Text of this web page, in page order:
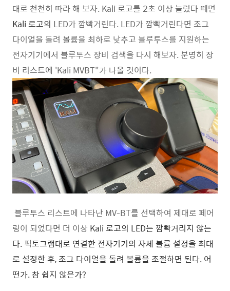
대로 천천히 따라 해 보자. Kali 로고를 2초 이상 눌렀다 떼면
Kali 로고의 LED가 깜빡거린다. LED가 깜빡거린다면 조그
다이얼을 돌려 볼륨을 최하로 낮추고 블루투스를 지원하는
전자기기에서 블루투스 장비 검색을 다시 해보자. 분명히 장
비 리스트에 'Kali MVBT"가 나올 것이다.
블루투스 리스트에 나타난 MV-BT를 선택하여 제대로 페어
링이 되었다면 더 이상 Kali 로고의 LED는 깜빡거리지 않는
다. 픽토그램대로 연결한 전자기기의 자체 볼륨 설정을 최대
로 설정한 후, 조그 다이얼을 돌려 볼륨을 조절하면 된다. 어
떤가. 참 쉽지 않은가?